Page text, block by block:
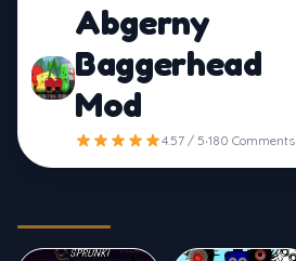
Abgerny
Baggerhead
Mod
4.57 / 5·180 Comments